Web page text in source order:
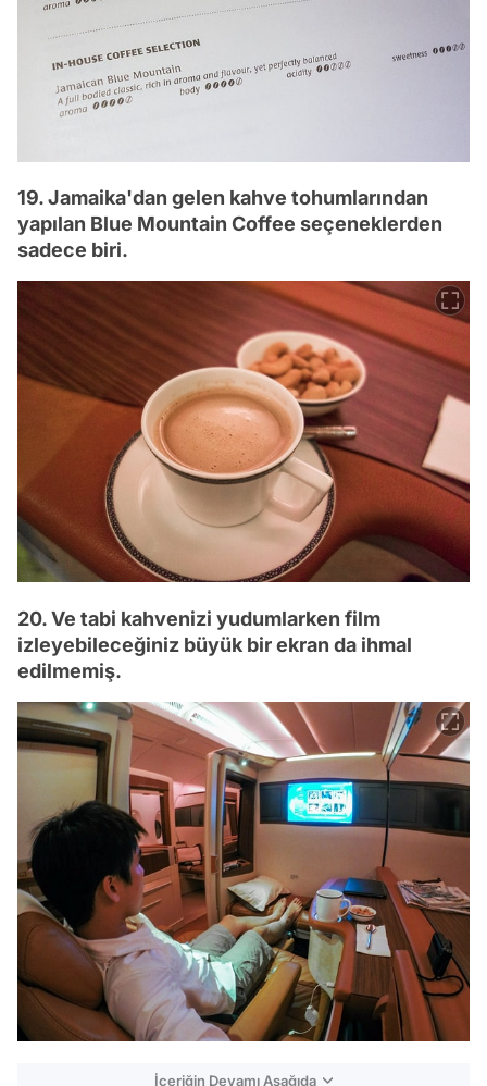
19. Jamaika'dan gelen kahve tohumlarından
yapılan Blue Mountain Coffee seçeneklerden
sadece biri.
20. Ve tabi kahvenizi yudumlarken film
izleyebileceğiniz büyük bir ekran da ihmal
edilmemiş.
İçeriğin Devamı Aşağıda